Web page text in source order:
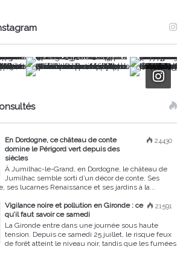
24430
En Dordogne, ce château de conte
domine le Périgord vert depuis des
siècles
À Jumilhac-le-Grand, en Dordogne, le château de
Jumilhac semble sorti d’un décor de conte. Ses
ses lucarnes Renaissance et ses jardins à la...
21591
Vigilance noire et pollution en Gironde : ce
qu’il faut savoir ce samedi
La Gironde entre dans une journée sous haute
tension. Depuis ce samedi 25 juillet, le risque feux
de forêt atteint le niveau noir, tandis que les fumées